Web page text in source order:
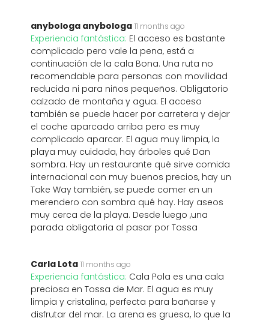
anybologa anybologa 11 months ago
Experiencia fantástica: El acceso es bastante
complicado pero vale la pena, está a
continuación de la cala Bona. Una ruta no
recomendable para personas con movilidad
reducida ni para niños pequeños. Obligatorio
calzado de montaña y agua. El acceso
también se puede hacer por carretera y dejar
el coche aparcado arriba pero es muy
complicado aparcar. El agua muy limpia, la
playa muy cuidada, hay árboles qué Dan
sombra. Hay un restaurante qué sirve comida
internacional con muy buenos precios, hay un
Take Way también, se puede comer en un
merendero con sombra qué hay. Hay aseos
muy cerca de la playa. Desde luego ,una
parada obligatoria al pasar por Tossa
Carla Lota 11 months ago
Experiencia fantástica: Cala Pola es una cala
preciosa en Tossa de Mar. El agua es muy
limpia y cristalina, perfecta para bañarse y
disfrutar del mar. La arena es gruesa, lo que la